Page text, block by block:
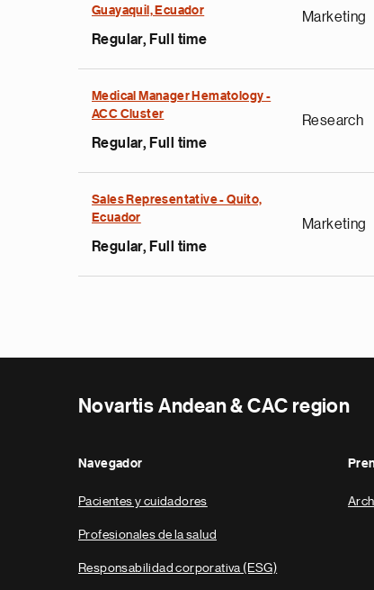
Guayaquil, Ecuador
Regular, Full time
Marketing
Medical Manager Hematology -
ACC Cluster
Regular, Full time
Research
Sales Representative - Quito,
Ecuador
Regular, Full time
Marketing
Novartis Andean & CAC region
Navegador
Pacientes y cuidadores
Profesionales de la salud
Responsabilidad corporativa (ESG)